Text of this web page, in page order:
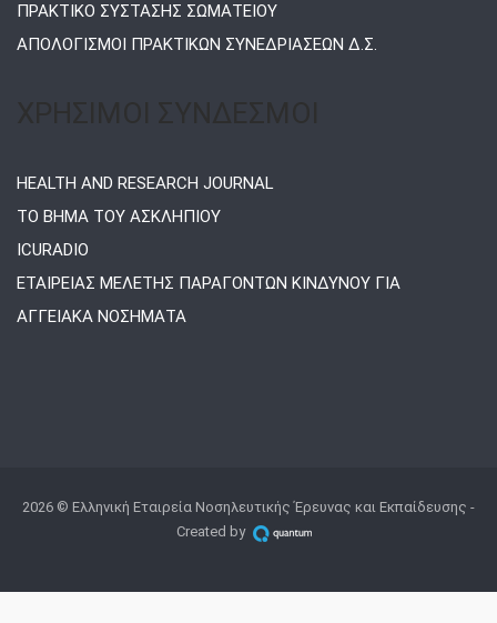
ΠΡΑΚΤΙΚΟ ΣΥΣΤΑΣΗΣ ΣΩΜΑΤΕΙΟΥ
ΑΠΟΛΟΓΙΣΜΟΙ ΠΡΑΚΤΙΚΩΝ ΣΥΝΕΔΡΙΑΣΕΩΝ Δ.Σ.
HEALTH AND RESEARCH JOURNAL
ΤΟ ΒΗΜΑ ΤΟΥ ΑΣΚΛΗΠΙΟΥ
ICURADIO
ΕΤΑΙΡΕΙΑΣ ΜΕΛΕΤΗΣ ΠΑΡΑΓΟΝΤΩΝ ΚΙΝΔΥΝΟΥ ΓΙΑ
ΑΓΓΕΙΑΚΑ ΝΟΣΗΜΑΤΑ
2026 © Ελληνική Εταιρεία Νοσηλευτικής Έρευνας και Εκπαίδευσης -
Created by